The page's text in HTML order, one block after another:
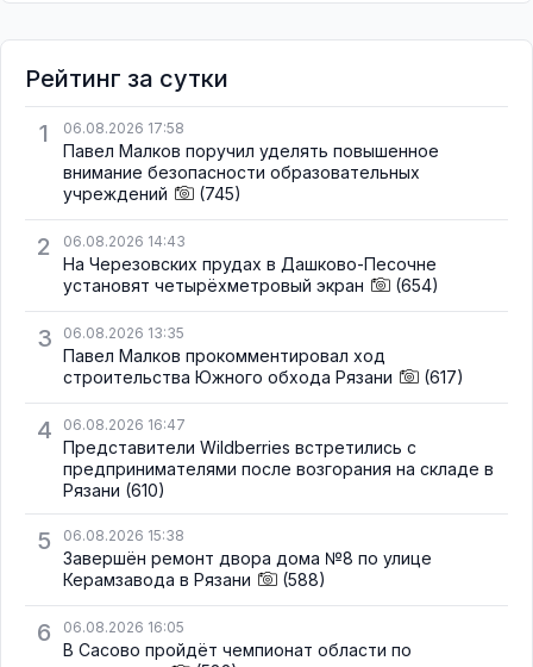
Рейтинг за сутки
1
06.08.2026 17:58
Павел Малков поручил уделять повышенное
внимание безопасности образовательных
учреждений
(745)
2 06.08.2026 14:43
На Черезовских прудах в Дашково-Песочне
установят четырёхметровый экран
(654)
3 06.08.2026 13:35
Павел Малков прокомментировал ход
строительства Южного обхода Рязани
(617)
4 06.08.2026 16:47
Представители Wildberries встретились с
предпринимателями после возгорания на складе в
Рязани (610)
5 06.08.2026 15:38
Завершён ремонт двора дома №8 по улице
Керамзавода в Рязани
(588)
6 06.08.2026 16:05
В Сасово пройдёт чемпионат области по